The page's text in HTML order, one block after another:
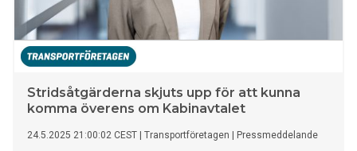
Stridsåtgärderna skjuts upp för att kunna
komma överens om Kabinavtalet
24.5.2025 21:00:02 CEST Transportföretagen Pressmeddelande